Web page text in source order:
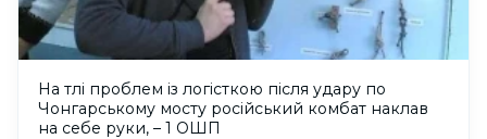
На тлі проблем із логісткою після удару по
Чонгарському мосту російський комбат наклав
на себе руки, – 1 ОШП